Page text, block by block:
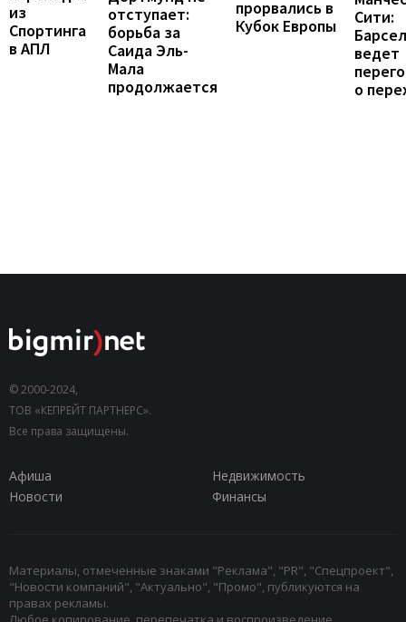
из
Спортинга
в АПЛ
отступает:
борьба за
Саида Эль-
Мала
продолжается
прорвались в
Кубок Европы
Сити:
ведет
о
© 2000-2024,
ТОВ «КЕПРЕЙТ ПАРТНЕРС».
Все права защищены.
Афиша
Недвижимость
Новости
Финансы
Материалы, отмеченные знаками "Реклама", "PR", "Спецпроект",
"Новости компаний", "Актуально", "Промо", публикуются на
правах рекламы.